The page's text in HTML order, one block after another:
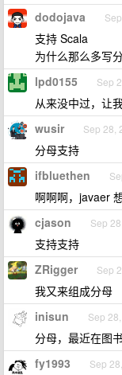
dodojava
支持 Scala
为什么那么多写
lpd0155 Sep
从来没中过，让
wusir Sep 28,
分母支持
ifbluethen
啊啊啊，javaer
cjason Sep
支持支持
ZRigger Sep
我又来组成分母
inisun Sep
分母，最近在图
fy1993 Sep